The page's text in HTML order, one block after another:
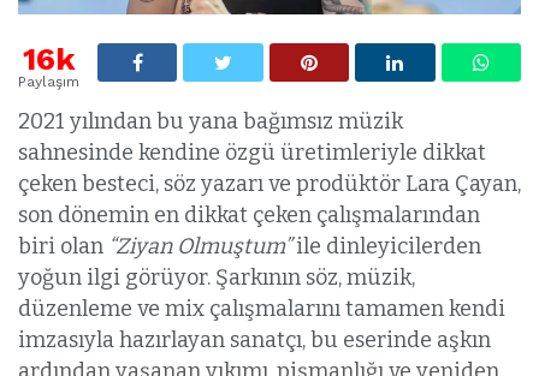
16k
Paylaşım
2021 yılından bu yana bağımsız müzik
sahnesinde kendine özgü üretimleriyle dikkat
çeken besteci, söz yazarı ve prodüktör Lara Çayan,
son dönemin en dikkat çeken çalışmalarından
biri olan “Ziyan Olmuştum”ile dinleyicilerden
yoğun ilgi görüyor. Şarkının söz, müzik,
düzenleme ve mix çalışmalarını tamamen kendi
imzasıyla hazırlayan sanatçı, bu eserinde aşkın